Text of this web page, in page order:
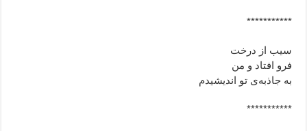
***********
سيب از درخت
فرو افتاد و من
به جاذبه‌ى تو انديشيدم
***********